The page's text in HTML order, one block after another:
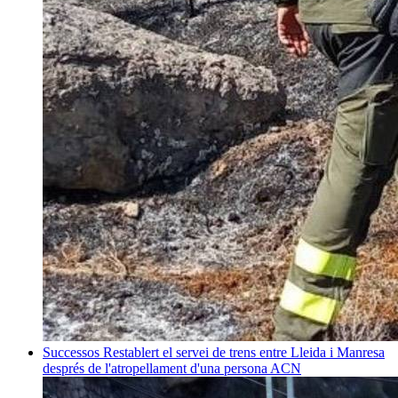
Successos Restablert el servei de trens entre Lleida i Manresa
després de l'atropellament d'una persona ACN